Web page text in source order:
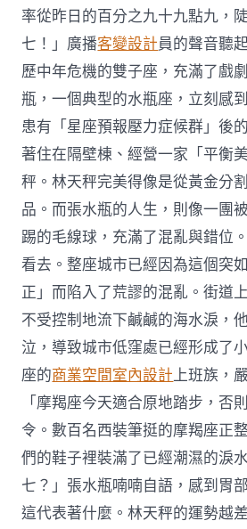
率從昨日的百分之九十九點九，
七！」廣播客變設計員的聲音聽
歷中年危機的雙子座，充滿了戲
瓶，一個典型的水瓶座，立刻感
患有「星座預報壓力症候群」後
著住在隔壁棟、經營一家「平衡
秤。林天秤完美得像是從黃金分
品。而張水瓶的人生，則像一團
踢的毛線球，充滿了混亂與錯位
看去。整座城市已經因為這個突
正」而陷入了荒謬的混亂。街道
不受控制地流下鹹鹹的海水淚，
泣，導致城市低窪處已經形成了
座的商業空間室內設計上班族，
「摩羯座今天適合原地踏步，否
令。數百名西裝筆挺的摩羯座正
們的鞋子裡裝滿了已經潮濕的淚
七？」張水瓶喃喃自語，感到胃
這代表著什麼。林天秤的運勢越